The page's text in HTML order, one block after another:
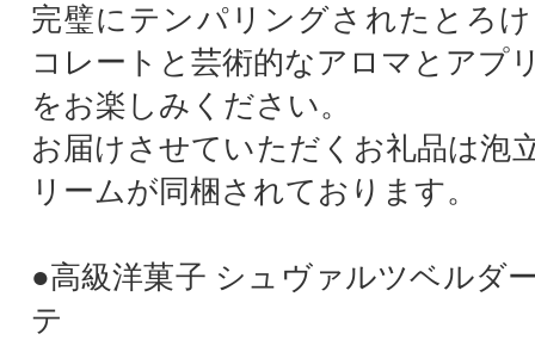
完璧にテンパリングされたとろ
コレートと芸術的なアロマとアプ
をお楽しみください。
お届けさせていただくお礼品は泡
リームが同梱されております。
●高級洋菓子 シュヴァルツベルダ
テ